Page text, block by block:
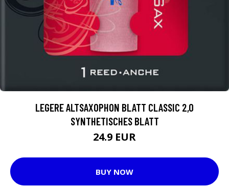
LEGERE ALTSAXOPHON BLATT CLASSIC 2,0
SYNTHETISCHES BLATT
24.9 EUR
BUY NOW